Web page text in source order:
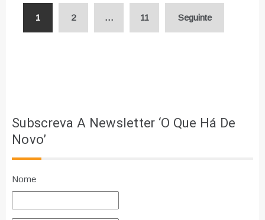
1 2 … 11 Seguinte
Subscreva A Newsletter ‘O Que Há De
Novo’
Nome